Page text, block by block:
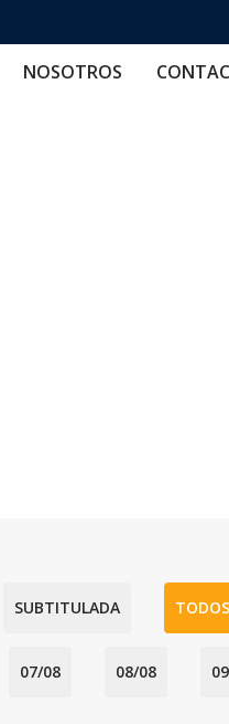
NOSOTROS
SUBTITULADA TODOS
07/08 08/08